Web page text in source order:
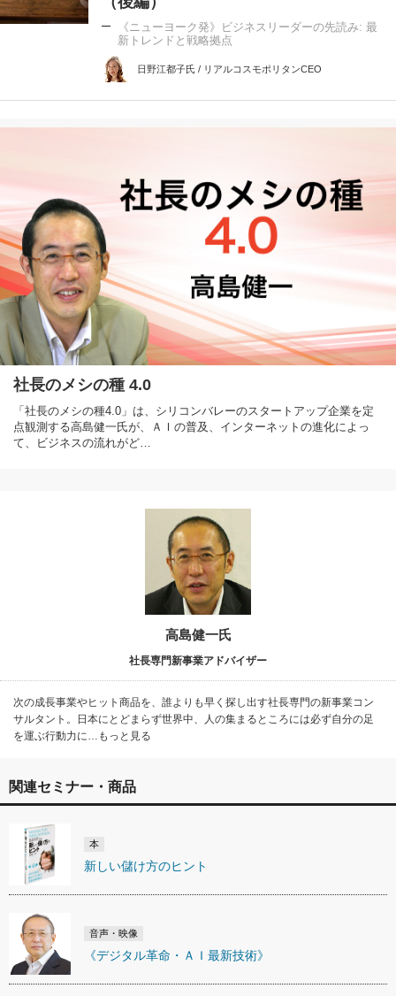
《ニューヨーク発》ビジネスリーダーの先読み: 最
新トレンドと戦略拠点
日野江都子氏 / リアルコスモポリタンCEO
社長のメシの種 4.0
「社長のメシの種4.0」は、シリコンバレーのスタートアップ企業を定
点観測する高島健一氏が、ＡＩの普及、インターネットの進化によっ
て、ビジネスの流れがど…
高島健一氏
社長専門新事業アドバイザー
次の成長事業やヒット商品を、誰よりも早く探し出す社長専門の新事業コン
サルタント。日本にとどまらず世界中、人の集まるところには必ず自分の足
を運ぶ行動力に…もっと見る
関連セミナー・商品
本
新しい儲け方のヒント
音声・映像
《デジタル革命・ＡＩ最新技術》